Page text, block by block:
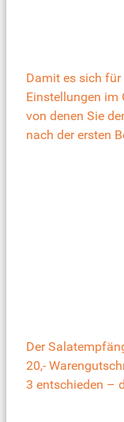
Damit es sich
Einstellungen im
von denen Sie
nach der ersten
Der
20,-
3 entschieden –